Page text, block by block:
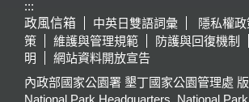
:::
政風信箱
中英日雙語詞彙 隱私權
策
維護與管理規範 防護與回復機制
明
網站資料開放宣告
內政部國家公園署 墾丁國家公園管理處
National Park Headquarters, National